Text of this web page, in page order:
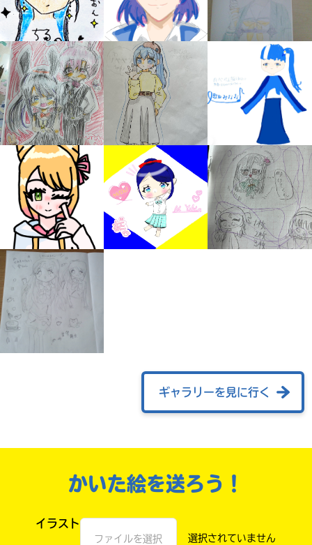
見られる
ギャラリーを見に行く
かいた絵を送ろう！
イラスト
ファイルを選択